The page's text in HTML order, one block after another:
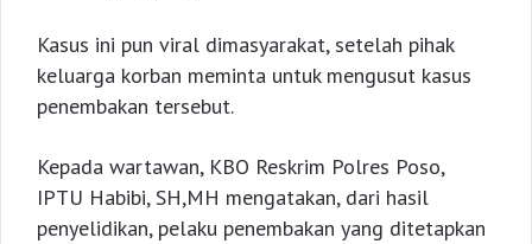
Kasus ini pun viral dimasyarakat, setelah pihak
keluarga korban meminta untuk mengusut kasus
penembakan tersebut.
Kepada wartawan, KBO Reskrim Polres Poso,
IPTU Habibi, SH,MH mengatakan, dari hasil
penyelidikan, pelaku penembakan yang ditetapkan